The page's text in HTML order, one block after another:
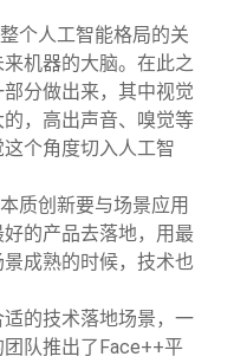
个人工智能格局的关
机器的大脑。在此之
分做出来，其中视觉
，高出声音、嗅觉等
个角度切入人工智
质创新要与场景应用
的产品去落地，用最
成熟的时候，技术也
的技术落地场景，一
队推出了Face++平